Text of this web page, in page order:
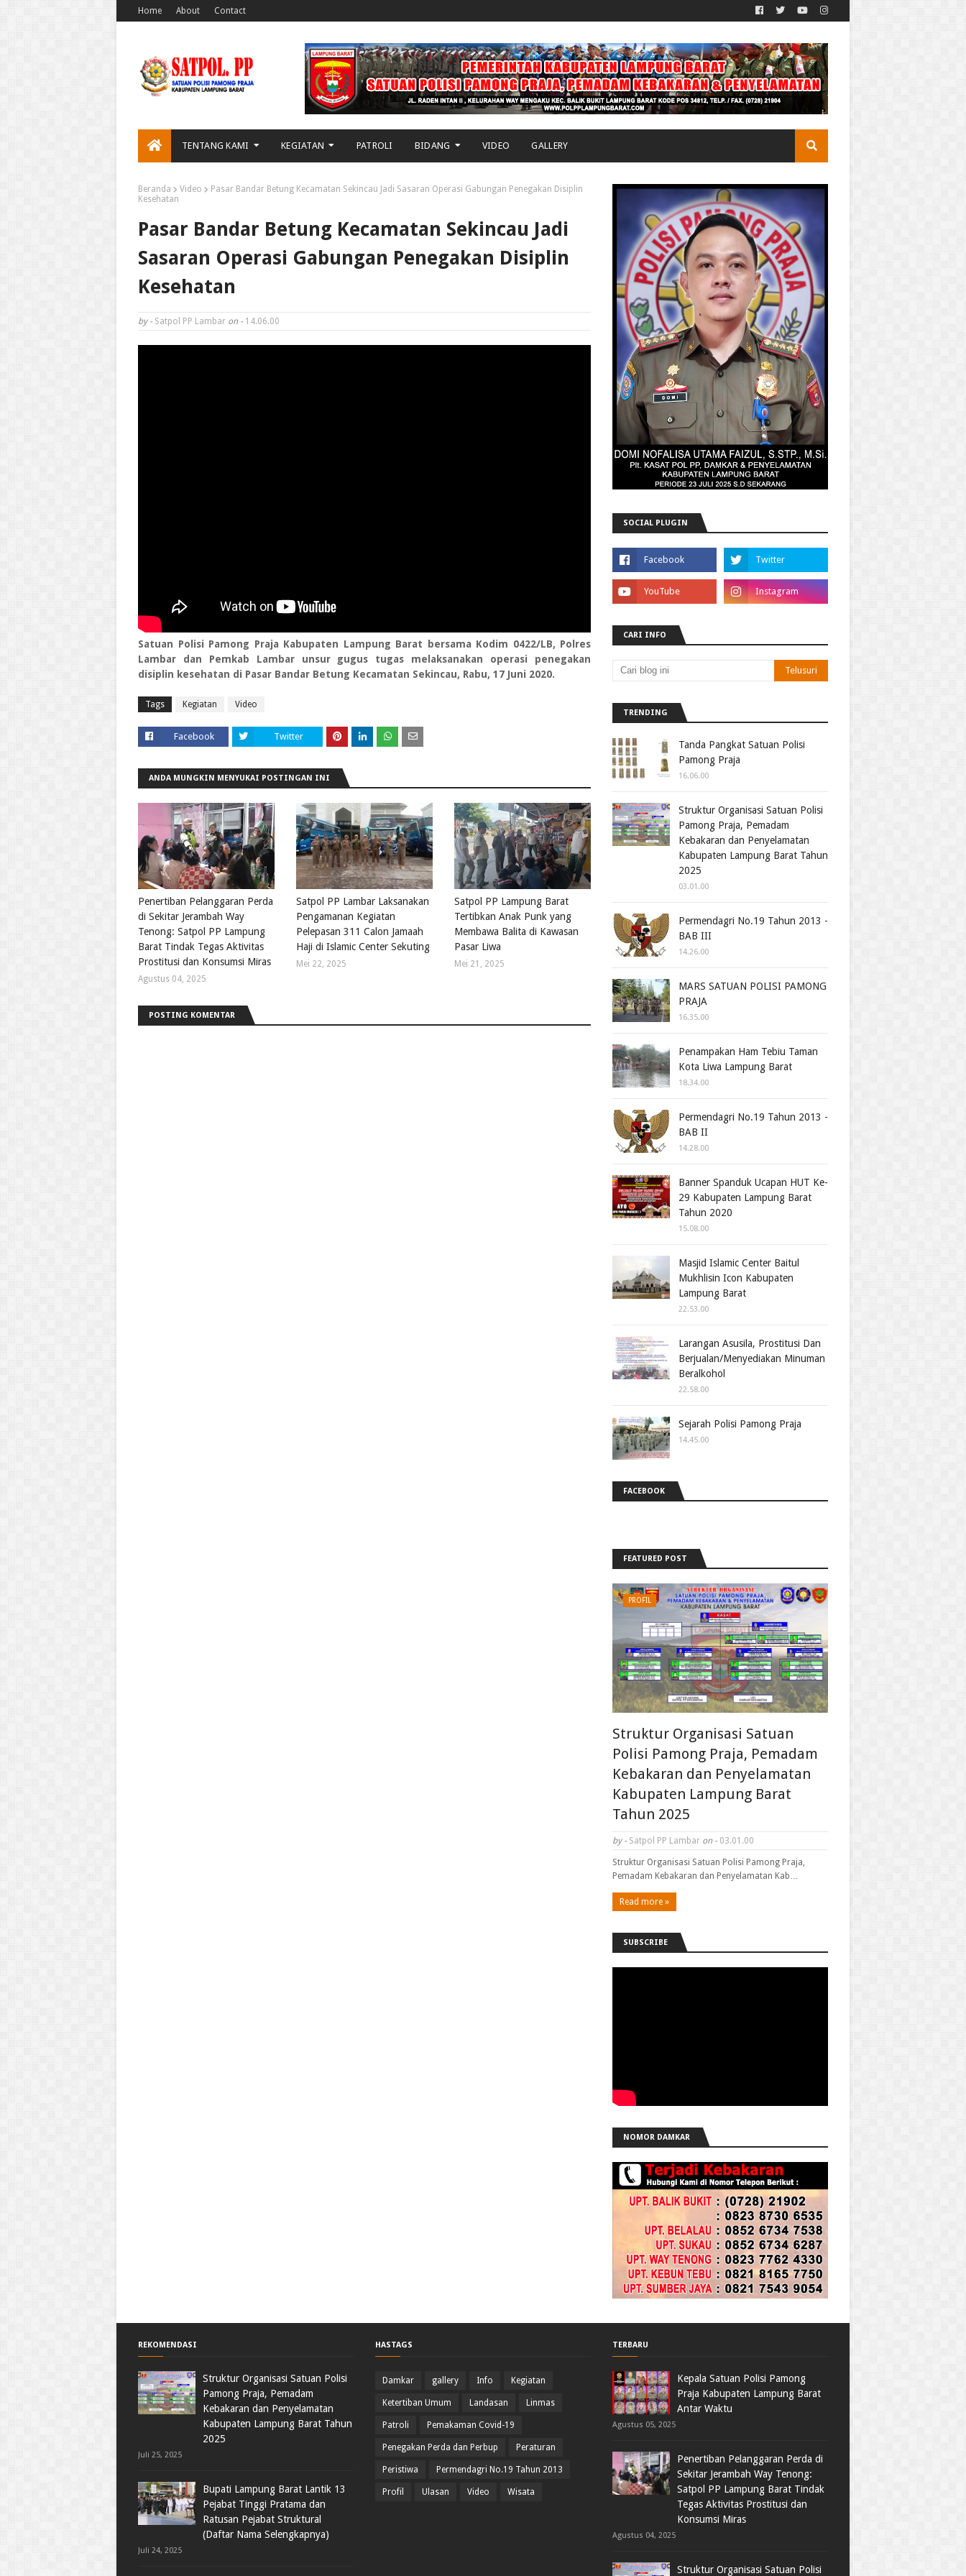
Home About Contact
TENTANG KAMI KEGIATAN PATROLI BIDANG VIDEO GALLERY
Beranda Video
Pasar Bandar Betung Kecamatan Sekincau Jadi Sasaran Operasi Gabungan Penegakan Disiplin
Kesehatan
Pasar Bandar Betung Kecamatan Sekincau Jadi
Sasaran Operasi Gabungan Penegakan Disiplin
Kesehatan
by - Satpol PP Lambar on - 14.06.00
Satuan Polisi Pamong Praja Kabupaten Lampung Barat bersama Kodim 0422/LB, Polres
Lambar dan Pemkab Lambar unsur gugus tugas melaksanakan operasi penegakan
disiplin kesehatan di Pasar Bandar Betung Kecamatan Sekincau, Rabu, 17 Juni 2020.
Tags Kegiatan Video
Facebook Twitter
ANDA MUNGKIN MENYUKAI POSTINGAN INI
Penertiban Pelanggaran Perda
di Sekitar Jerambah Way
Tenong: Satpol PP Lampung
Barat Tindak Tegas Aktivitas
Prostitusi dan Konsumsi Miras
Agustus 04, 2025
Satpol PP Lambar Laksanakan
Pengamanan Kegiatan
Pelepasan 311 Calon Jamaah
Haji di Islamic Center Sekuting
Mei 22, 2025
Satpol PP Lampung Barat
Tertibkan Anak Punk yang
Membawa Balita di Kawasan
Pasar Liwa
Mei 21, 2025
POSTING KOMENTAR
SOCIAL PLUGIN
CARI INFO
TRENDING
Tanda Pangkat Satuan Polisi
Pamong Praja
16.06.00
Struktur Organisasi Satuan Polisi
Pamong Praja, Pemadam
Kebakaran dan Penyelamatan
Kabupaten Lampung Barat Tahun
2025
03.01.00
Permendagri No.19 Tahun 2013 -
BAB III
14.26.00
MARS SATUAN POLISI PAMONG
PRAJA
16.35.00
Penampakan Ham Tebiu Taman
Kota Liwa Lampung Barat
18.34.00
Permendagri No.19 Tahun 2013 -
BAB II
14.28.00
Banner Spanduk Ucapan HUT Ke-
29 Kabupaten Lampung Barat
Tahun 2020
15.08.00
Masjid Islamic Center Baitul
Mukhlisin Icon Kabupaten
Lampung Barat
22.53.00
Larangan Asusila, Prostitusi Dan
Berjualan/Menyediakan Minuman
Beralkohol
22.58.00
Sejarah Polisi Pamong Praja
14.45.00
FACEBOOK
FEATURED POST
PROFIL
Struktur Organisasi Satuan
Polisi Pamong Praja, Pemadam
Kebakaran dan Penyelamatan
Kabupaten Lampung Barat
Tahun 2025
by - Satpol PP Lambar on - 03.01.00
Struktur Organisasi Satuan Polisi Pamong Praja,
Pemadam Kebakaran dan Penyelamatan Kab…
Read more »
SUBSCRIBE
NOMOR DAMKAR
REKOMENDASI
Struktur Organisasi Satuan Polisi
Pamong Praja, Pemadam
Kebakaran dan Penyelamatan
Kabupaten Lampung Barat Tahun
2025
Juli 25, 2025
Bupati Lampung Barat Lantik 13
Pejabat Tinggi Pratama dan
Ratusan Pejabat Struktural
(Daftar Nama Selengkapnya)
Juli 24, 2025
HASTAGS
Damkar gallery Info Kegiatan
Ketertiban Umum Landasan Linmas
Patroli Pemakaman Covid-19
Penegakan Perda dan Perbup Peraturan
Peristiwa Permendagri No.19 Tahun 2013
Profil Ulasan Video Wisata
TERBARU
Kepala Satuan Polisi Pamong
Praja Kabupaten Lampung Barat
Antar Waktu
Agustus 05, 2025
Penertiban Pelanggaran Perda di
Sekitar Jerambah Way Tenong:
Satpol PP Lampung Barat Tindak
Tegas Aktivitas Prostitusi dan
Konsumsi Miras
Agustus 04, 2025
Struktur Organisasi Satuan Polisi